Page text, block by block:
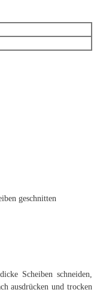
geschnitten
Scheiben schneiden,
ausdrücken und trocken